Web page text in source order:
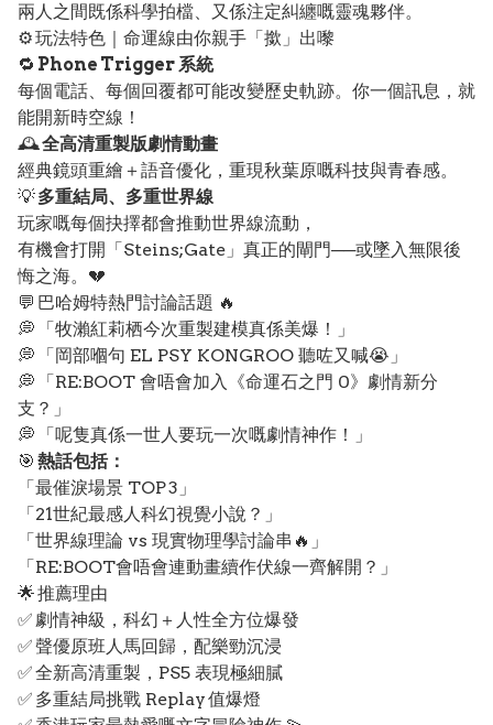
兩人之間既係科學拍檔、又係注定糾纏嘅靈魂夥伴。
⚙️ 玩法特色｜命運線由你親手「撳」出嚟
🔁 Phone Trigger 系統
每個電話、每個回覆都可能改變歷史軌跡。你一個訊息，就
能開新時空線！
🕰️全高清重製版劇情動畫
經典鏡頭重繪＋語音優化，重現秋葉原嘅科技與青春感。
💡多重結局、多重世界線
玩家嘅每個抉擇都會推動世界線流動，
有機會打開「Steins;Gate」真正的閘門──或墜入無限後
悔之海。💔
💬 巴哈姆特熱門討論話題 🔥
💭 「牧瀨紅莉栖今次重製建模真係美爆！」
💭 「岡部嗰句 EL PSY KONGROO 聽咗又喊😭」
💭 「RE:BOOT 會唔會加入《命運石之門 0》劇情新分
支？」
💭 「呢隻真係一世人要玩一次嘅劇情神作！」
🎯 熱話包括：
「最催淚場景 TOP 3」
「21世紀最感人科幻視覺小說？」
「世界線理論 vs 現實物理學討論串🔥」
「RE:BOOT會唔會連動畫續作伏線一齊解開？」
🌟 推薦理由
✅ 劇情神級，科幻＋人性全方位爆發
✅ 聲優原班人馬回歸，配樂勁沉浸
✅ 全新高清重製，PS5 表現極細膩
✅ 多重結局挑戰 Replay 值爆燈